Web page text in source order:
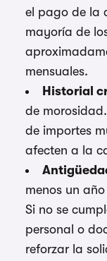
el pago de la
mayoría de
mensuales.
Historial
de
de importes
afecten a la
menos un
Si no se
personal o
reforzar la